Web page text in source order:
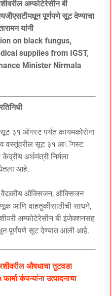
अम्फोटेरेसीन बी
पूर्णपणे सूट देण्याचा
यांनी
on black fungus,
supplies from IGST,
Minister Nirmala
सूट ३१ ऑगस्ट पर्यंत कायमकोरोना
वस्तूंवरील सूट ३१ आॅगस्ट
अर्थमंत्री निर्मला
घेतला आहे.
वैद्यकीय ऑक्सिजन, ऑक्सिजन
आणि वाहतुकीसाठीची साधने,
अम्फोटेरेसीन बी इंजेक्शनसह
पूर्णपणे सूट देण्यात आली आहे.
औषधाचा तुटवडा
कंपन्यांना उत्पादनाचा